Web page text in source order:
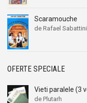
Scaramouche
de Rafael Sabattini
OFERTE SPECIALE
Vieti paralele (3
de Plutarh